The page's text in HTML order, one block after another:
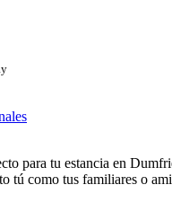
para tu estancia en
tú como tus familiares o